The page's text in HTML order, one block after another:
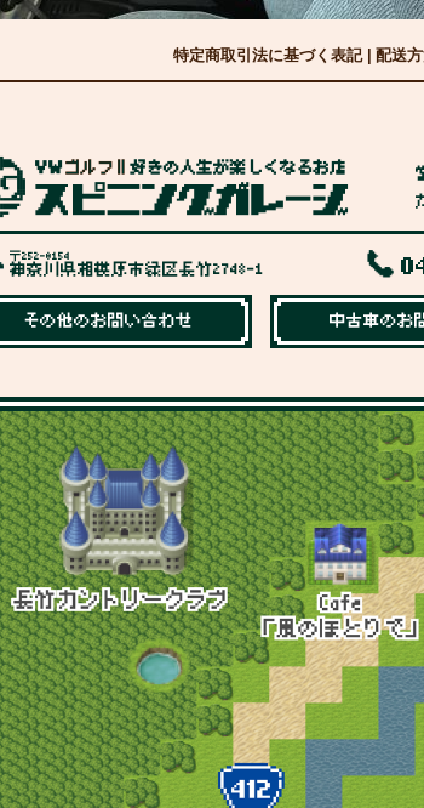
特定商取引法に基づく表記| 配送
〒252-0154
神奈川県相模原市緑区長竹2748-1
その他のお問い合わせ 中古車のお